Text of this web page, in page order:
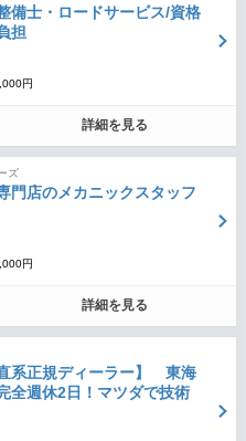
備士・ロードサービス/資格
担
円
詳細を見る
ズ
門店のメカニックスタッフ
円
詳細を見る
系正規ディーラー】 東海
全週休2日！マツダで技術